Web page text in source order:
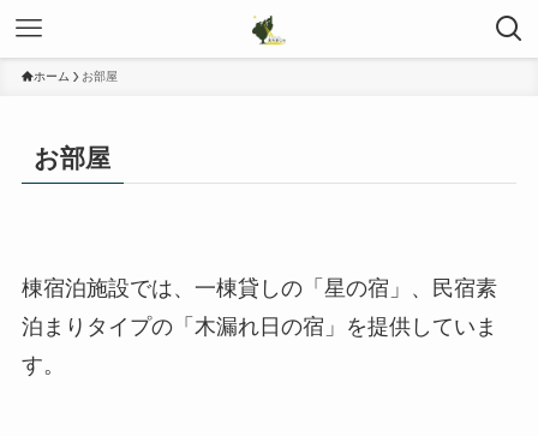
ホーム お部屋
お部屋
棟宿泊施設では、一棟貸しの「星の宿」、民宿素
泊まりタイプの「木漏れ日の宿」を提供していま
す。